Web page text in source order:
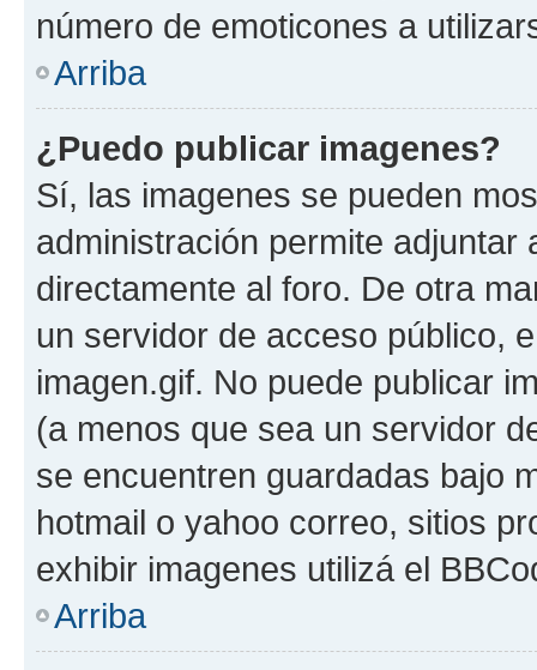
número de emoticones a
Arriba
¿Puedo publicar imagenes?
Sí, las imagenes se pueden
administración permite
directamente al foro. De otra
un servidor de acceso público,
imagen.gif. No puede publicar
(a menos que sea un servidor
se encuentren guardadas bajo
hotmail o yahoo correo, sitios
exhibir imagenes utilizá el
Arriba